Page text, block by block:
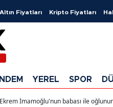
Altın Fiyatları Kripto Fiyatları
YEREL SPOR
Ekrem İmamoğlu'nun babası ile